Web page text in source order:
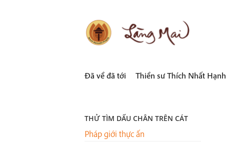
LÀNG MAI
Đã về đã tới Thiền sư Thích Nhất Hạnh
THỬ TÌM DẤU CHÂN TRÊN CÁT
Pháp giới thực ấn